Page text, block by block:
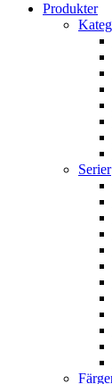
Produkter
Serier